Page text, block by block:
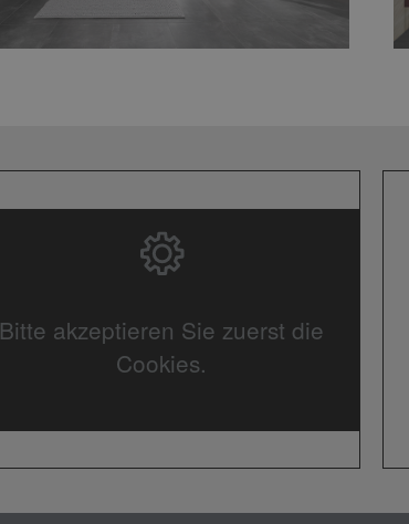
Bitte akzeptieren Sie zuerst die
Cookies.